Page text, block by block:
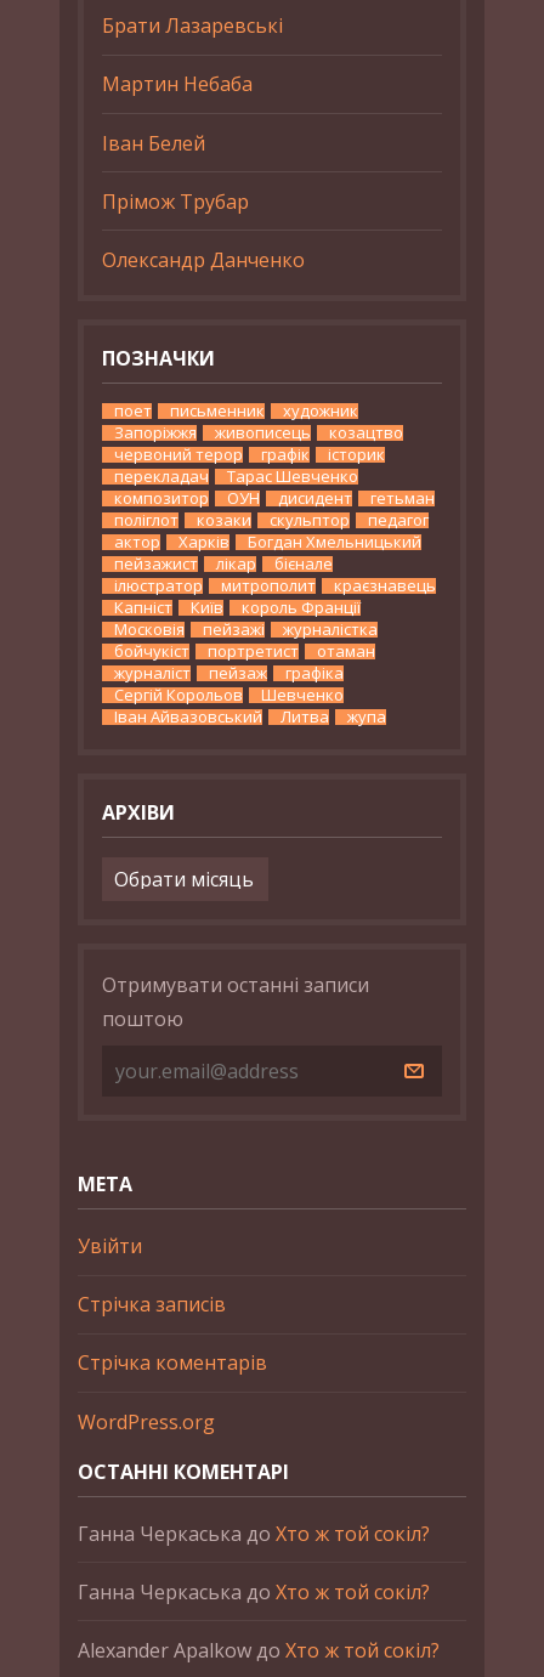
Брати Лазаревські
Мартин Небаба
Іван Белей
Прімож Трубар
Олександр Данченко
ПОЗНАЧКИ
поет письменник
художник
Запоріжжя
живописець
козацтво
червоний терор
графік
історик
перекладач
Тарас Шевченко
композитор
ОУН дисидент
гетьман
поліглот
козаки скульптор
педагог
актор
Харків
Богдан Хмельницький
пейзажист
лікар
бієнале
ілюстратор
митрополит
краєзнавець
Капніст
Київ
король Франції
Московія
пейзажі
журналістка
бойчукіст
портретист
отаман
журналіст
пейзаж
графіка
Сергій Корольов
Шевченко
Іван Айвазовський
Литва жупа
АРХІВИ
Архіви
Отримувати останні записи
поштою
МЕТА
Увійти
Стрічка записів
Стрічка коментарів
WordPress.org
ОСТАННІ КОМЕНТАРІ
Ганна Черкаська до Хто ж той сокіл?
Ганна Черкаська до Хто ж той сокіл?
Alexander Apalkowдо Хто ж той сокіл?